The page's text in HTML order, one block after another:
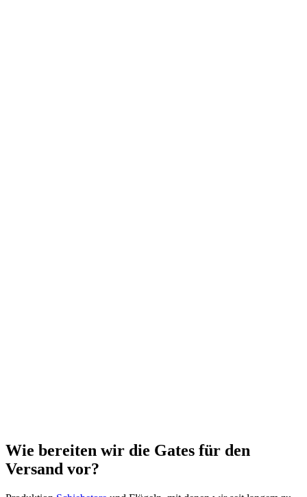
Wie bereiten wir die Gates für den
Versand vor?